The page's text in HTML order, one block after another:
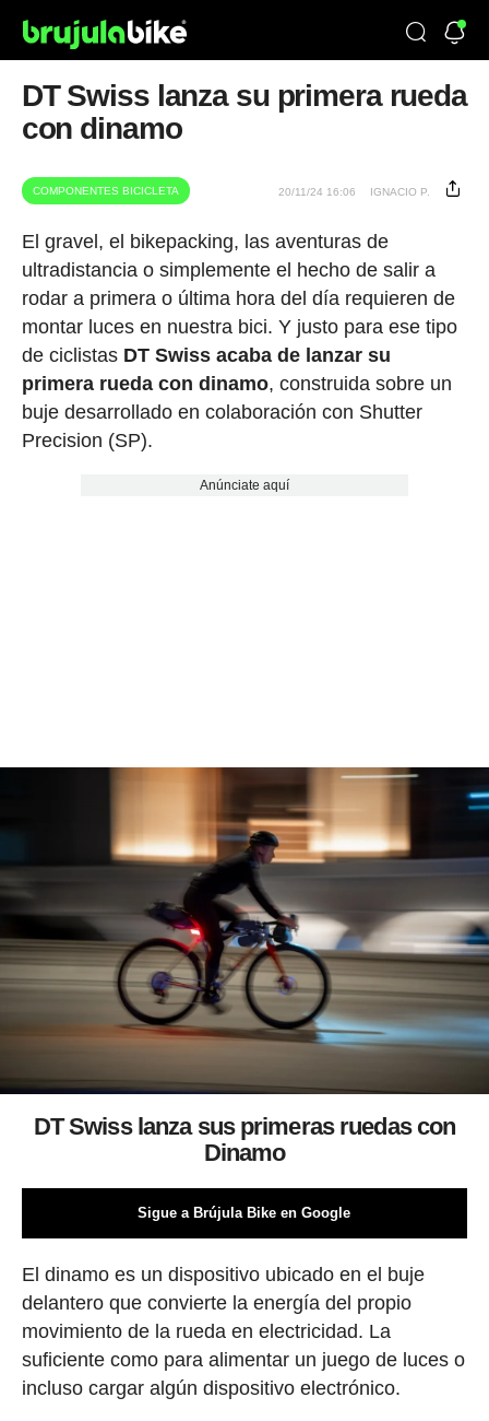
DT Swiss lanza su primera rueda
con dinamo
COMPONENTES BICICLETA 20/11/24 16:06 IGNACIO P.
El gravel, el bikepacking, las aventuras de
ultradistancia o simplemente el hecho de salir a
rodar a primera o última hora del día requieren de
montar luces en nuestra bici. Y justo para ese tipo
de ciclistas DT Swiss acaba de lanzar su
primera rueda con dinamo, construida sobre un
buje desarrollado en colaboración con Shutter
Precision (SP).
Anúnciate aquí
DT Swiss lanza sus primeras ruedas con
Dinamo
Sigue a Brújula Bike en Google
El dinamo es un dispositivo ubicado en el buje
delantero que convierte la energía del propio
movimiento de la rueda en electricidad. La
suficiente como para alimentar un juego de luces o
incluso cargar algún dispositivo electrónico.